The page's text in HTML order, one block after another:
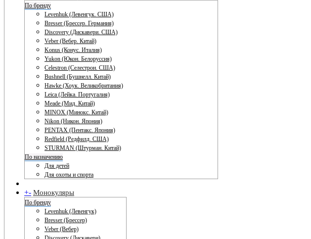
По бренду
Levenhuk (Левенгук. США)
Bresser (Брессер. Германия)
Discovery (Дискавери. США)
Veber (Вебер. Китай)
Konus (Конус. Италия)
Yukon (Юкон. Белоруссия)
Celestron (Селестрон. США)
Bushnell (Бушнелл. Китай)
Hawke (Хоук. Великобритания)
Leica (Лейка. Португалия)
Meade (Мид. Китай)
MINOX (Минокс. Китай)
Nikon (Никон. Япония)
PENTAX (Пентакс. Япония)
Redfield (Редфилд. США)
STURMAN (Штурман. Китай)
По назначению
Для детей
Для охоты и спорта
+- Монокуляры
По бренду
Levenhuk (Левенгук)
Bresser (Брессер)
Veber (Вебер)